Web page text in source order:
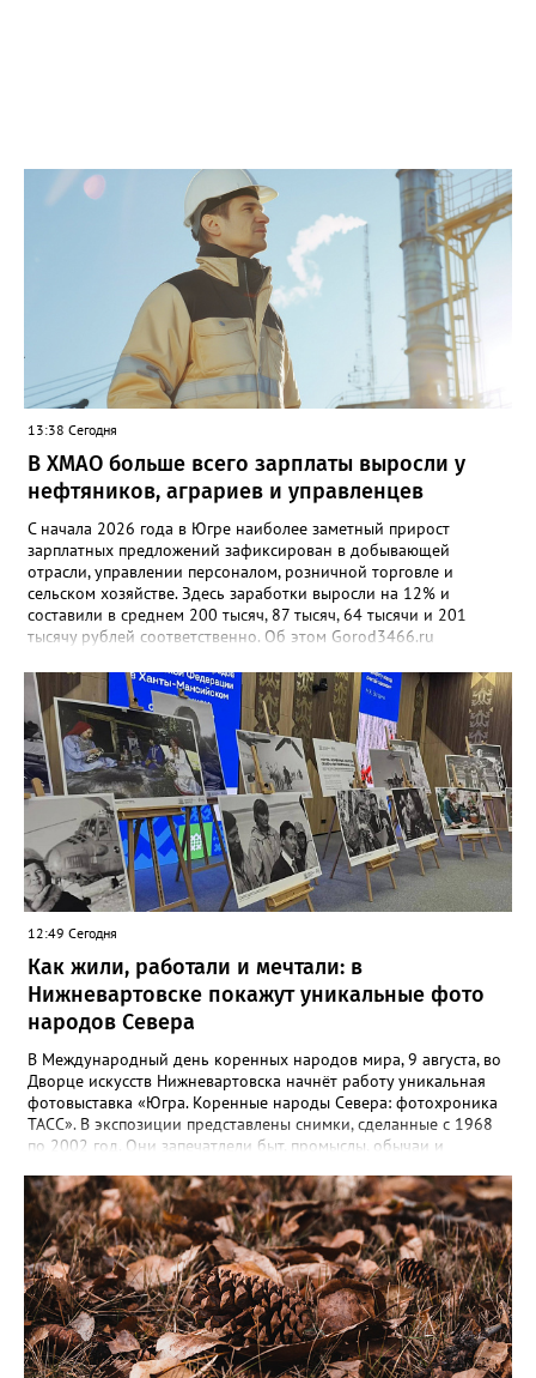
13:38 Сегодня
В ХМАО больше всего зарплаты выросли у
нефтяников, аграриев и управленцев
С начала 2026 года в Югре наиболее заметный прирост
зарплатных предложений зафиксирован в добывающей
отрасли, управлении персоналом, розничной торговле и
сельском хозяйстве. Здесь заработки выросли на 12% и
составили в среднем 200 тысяч, 87 тысяч, 64 тысячи и 201
тысячу рублей соответственно. Об этом Gorod3466.ru
также туризм, гостиничный и ресторанный бизнес (+11%, до
68,4 тыс. рублей), производство и сервисное обслуживание
(+9%, до 166,4 тыс. рублей), а также финансы и бухгалтерия
(+9%, до 87,6 тыс. рублей). В целом медианная зарплата по
региону увеличилась на 3% и достигла 93,5 тыс. рублей.
Отдельный тренд — рост оплаты на подработке: за год
предложения здесь выросли на 35%. При этом самые высокие
зарплаты по-прежнему предлагают вахтовикам — в среднем
175 тыс. рублей (+5% к прошлому году).
12:49 Сегодня
Как жили, работали и мечтали: в
Нижневартовске покажут уникальные фото
народов Севера
В Международный день коренных народов мира, 9 августа, во
Дворце искусств Нижневартовска начнёт работу уникальная
фотовыставка «Югра. Коренные народы Севера: фотохроника
ТАСС». В экспозиции представлены снимки, сделанные с 1968
по 2002 год. Они запечатлели быт, промыслы, обычаи и
внесли вклад в развитие региона. Гости увидят кадры,
отражающие жизнь северян — от повседневного труда до
праздников. Особую ценность представляют авторские
подписи к снимкам, которые сохраняют историческую
достоверность и передают дух эпохи. Торжественное открытие
— 9 августа в 12:00. Выставка доступна до 31 августа.